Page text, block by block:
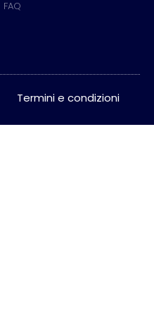
FAQ
Termini e condizioni